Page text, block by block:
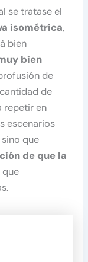
se tratase el
isométrica,
bien
bien
de
de
repetir en
escenarios
que
de que la
que